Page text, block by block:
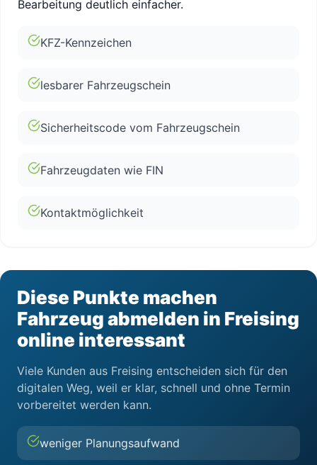
Bearbeitung deutlich einfacher.
KFZ-Kennzeichen
lesbarer Fahrzeugschein
Sicherheitscode vom Fahrzeugschein
Fahrzeugdaten wie FIN
Kontaktmöglichkeit
Diese Punkte machen
Fahrzeug abmelden in Freising
online interessant
Viele Kunden aus Freising entscheiden sich für den
digitalen Weg, weil er klar, schnell und ohne Termin
vorbereitet werden kann.
weniger Planungsaufwand